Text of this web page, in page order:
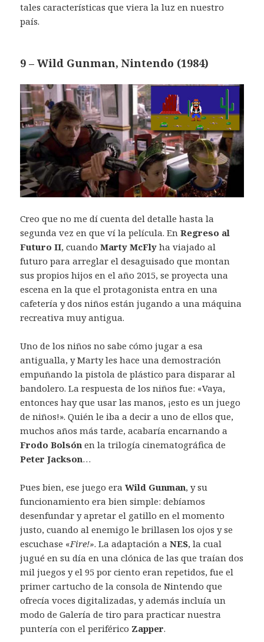
tales características que viera la luz en nuestro
país.
9 – Wild Gunman, Nintendo (1984)
Creo que no me dí cuenta del detalle hasta la
segunda vez en que ví la película. EnRegreso al
Futuro II, cuandoMarty McFly ha viajado al
futuro para arreglar el desaguisado que montan
sus propios hijos en el año 2015, se proyecta una
escena en la que el protagonista entra en una
cafetería y dos niños están jugando a una máquina
recreativa muy antigua.
Uno de los niños no sabe cómo jugar a esa
antigualla, y Marty les hace una demostración
empuñando la pistola de plástico para disparar al
bandolero. La respuesta de los niños fue: «Vaya,
entonces hay que usar las manos, ¡esto es un juego
de niños!». Quién le iba a decir a uno de ellos que,
muchos años más tarde, acabaría encarnando a
Frodo Bolsón en la trilogía cinematográfica de
Peter Jackson…
Pues bien, ese juego eraWild Gunman, y su
funcionamiento era bien simple: debíamos
desenfundar y apretar el gatillo en el momento
justo, cuando al enemigo le brillasen los ojos y se
escuchase «Fire!». La adaptación aNES, la cual
jugué en su día en una clónica de las que traían dos
mil juegos y el 95 por ciento eran repetidos, fue el
primer cartucho de la consola de Nintendo que
ofrecía voces digitalizadas, y además incluía un
modo de Galería de tiro para practicar nuestra
puntería con el periférico Zapper.